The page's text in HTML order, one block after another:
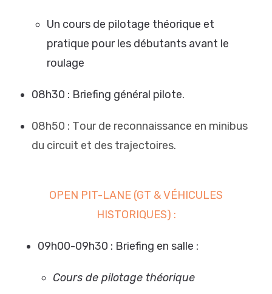
Un cours de pilotage théorique et
pratique pour les débutants avant le
roulage
08h30 : Briefing général pilote.
08h50 : Tour de reconnaissance en minibus
du circuit et des trajectoires.
OPEN PIT-LANE (GT & VÉHICULES
HISTORIQUES) :
09h00-09h30 : Briefing en salle :
Cours de pilotage théorique